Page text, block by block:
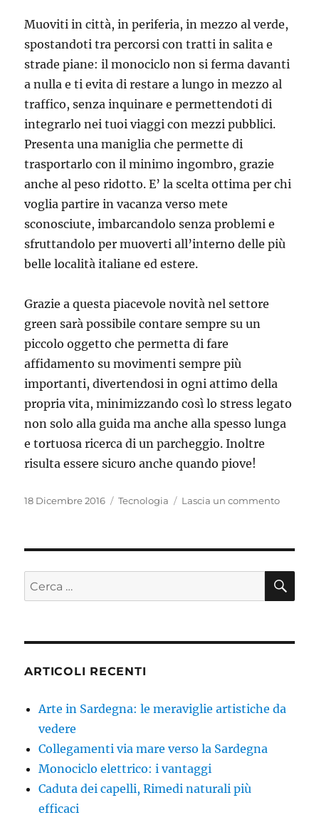
Muoviti in città, in periferia, in mezzo al verde,
spostandoti tra percorsi con tratti in salita e
strade piane: il monociclo non si ferma davanti
a nulla e ti evita di restare a lungo in mezzo al
traffico, senza inquinare e permettendoti di
integrarlo nei tuoi viaggi con mezzi pubblici.
Presenta una maniglia che permette di
trasportarlo con il minimo ingombro, grazie
anche al peso ridotto. E’ la scelta ottima per chi
voglia partire in vacanza verso mete
sconosciute, imbarcandolo senza problemi e
sfruttandolo per muoverti all’interno delle più
belle località italiane ed estere.
Grazie a questa piacevole novità nel settore
green sarà possibile contare sempre su un
piccolo oggetto che permetta di fare
affidamento su movimenti sempre più
importanti, divertendosi in ogni attimo della
propria vita, minimizzando così lo stress legato
non solo alla guida ma anche alla spesso lunga
e tortuosa ricerca di un parcheggio. Inoltre
risulta essere sicuro anche quando piove!
Pubblicato
18 Dicembre 2016 Categorie
Tecnologia Lascia un commentosu
Cerca:
ARTICOLI RECENTI
Arte in Sardegna: le meraviglie artistiche da
vedere
Collegamenti via mare verso la Sardegna
Monociclo elettrico: i vantaggi
Caduta dei capelli, Rimedi naturali più
efficaci